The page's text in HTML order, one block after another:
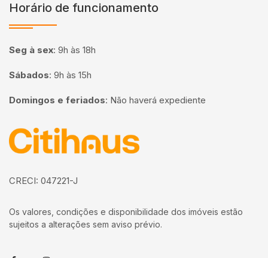
Horário de funcionamento
Seg à sex: 9h às 18h
Sábados: 9h às 15h
Domingos e feriados: Não haverá expediente
Página inicial
CRECI: 047221-J
Os valores, condições e disponibilidade dos imóveis estão
sujeitos a alterações sem aviso prévio.